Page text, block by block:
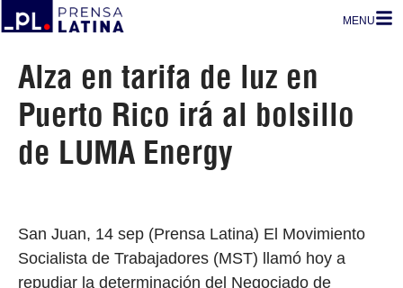
MENU
Alza en tarifa de luz en
Puerto Rico irá al bolsillo
de LUMA Energy
San Juan, 14 sep (Prensa Latina) El Movimiento
Socialista de Trabajadores (MST) llamó hoy a
repudiar la determinación del Negociado de